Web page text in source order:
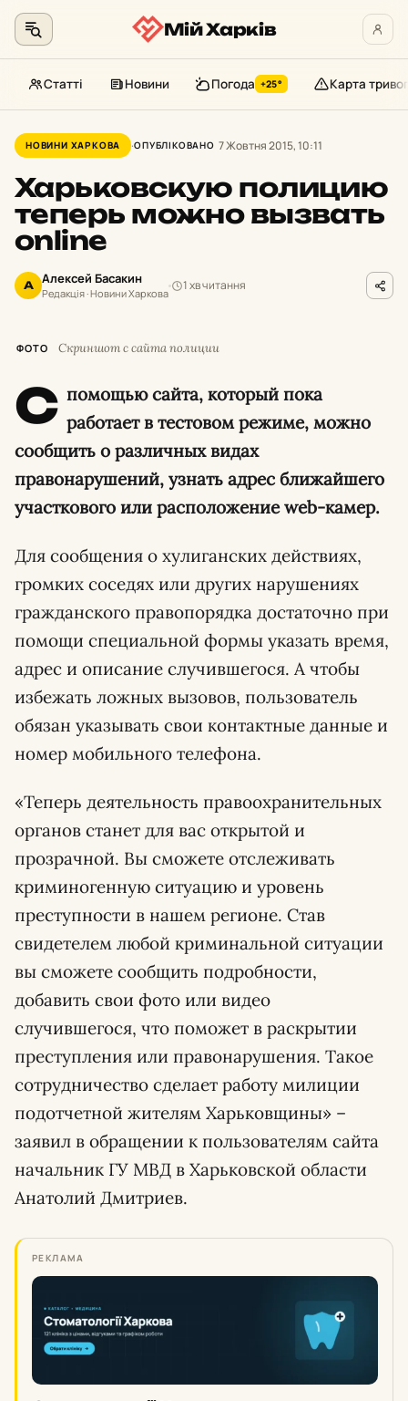
до
контенту
Мій Харків
Статті Новини Погода +25° Карта тривог
НОВИНИ ХАРКОВА ОПУБЛІКОВАНО 7 Жовтня 2015, 10:11
Харьковскую полицию
теперь можно вызвать
online
А Алексей Басакин
Редакція · Новини Харкова
1 хв читання
ФОТО Скриншот с сайта полиции
С помощью сайта, который пока
работает в тестовом режиме, можно
сообщить о различных видах
правонарушений, узнать адрес ближайшего
участкового или расположение web-камер.
Для сообщения о хулиганских действиях,
громких соседях или других нарушениях
гражданского правопорядка достаточно при
помощи специальной формы указать время,
адрес и описание случившегося. А чтобы
избежать ложных вызовов, пользователь
обязан указывать свои контактные данные и
номер мобильного телефона.
«Теперь деятельность правоохранительных
органов станет для вас открытой и
прозрачной. Вы сможете отслеживать
криминогенную ситуацию и уровень
преступности в нашем регионе. Став
свидетелем любой криминальной ситуации
вы сможете сообщить подробности,
добавить свои фото или видео
случившегося, что поможет в раскрытии
преступления или правонарушения. Такое
сотрудничество сделает работу милиции
подотчетной жителям Харьковщины» –
заявил в обращении к пользователям сайта
начальник ГУ МВД в Харьковской области
Анатолий Дмитриев.
РЕКЛАМА